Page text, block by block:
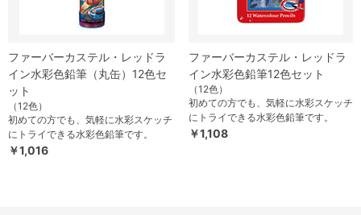
ファーバーカステル・レッドラ
イン水彩色鉛筆（丸缶）12色セ
ット
（12色）
初めての方でも、気軽に水彩スケッチ
にトライできる水彩色鉛筆です。
￥1,016
ファーバーカステル・レッドラ
イン水彩色鉛筆12色セット
（12色）
初めての方でも、気軽に水彩スケッチ
にトライできる水彩色鉛筆です。
￥1,108